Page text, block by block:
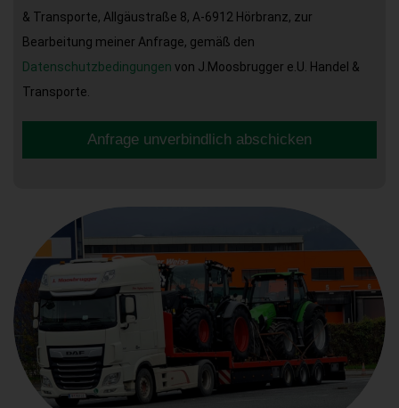
& Transporte, Allgäustraße 8, A-6912 Hörbranz, zur
Bearbeitung meiner Anfrage, gemäß den
Datenschutzbedingungen von J.Moosbrugger e.U. Handel &
Transporte.
Anfrage unverbindlich abschicken